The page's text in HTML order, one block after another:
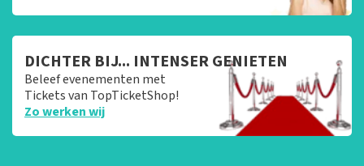
DICHTER BIJ... INTENSER GENIETEN
Beleef evenementen met
Tickets van TopTicketShop!
Zo werken wij